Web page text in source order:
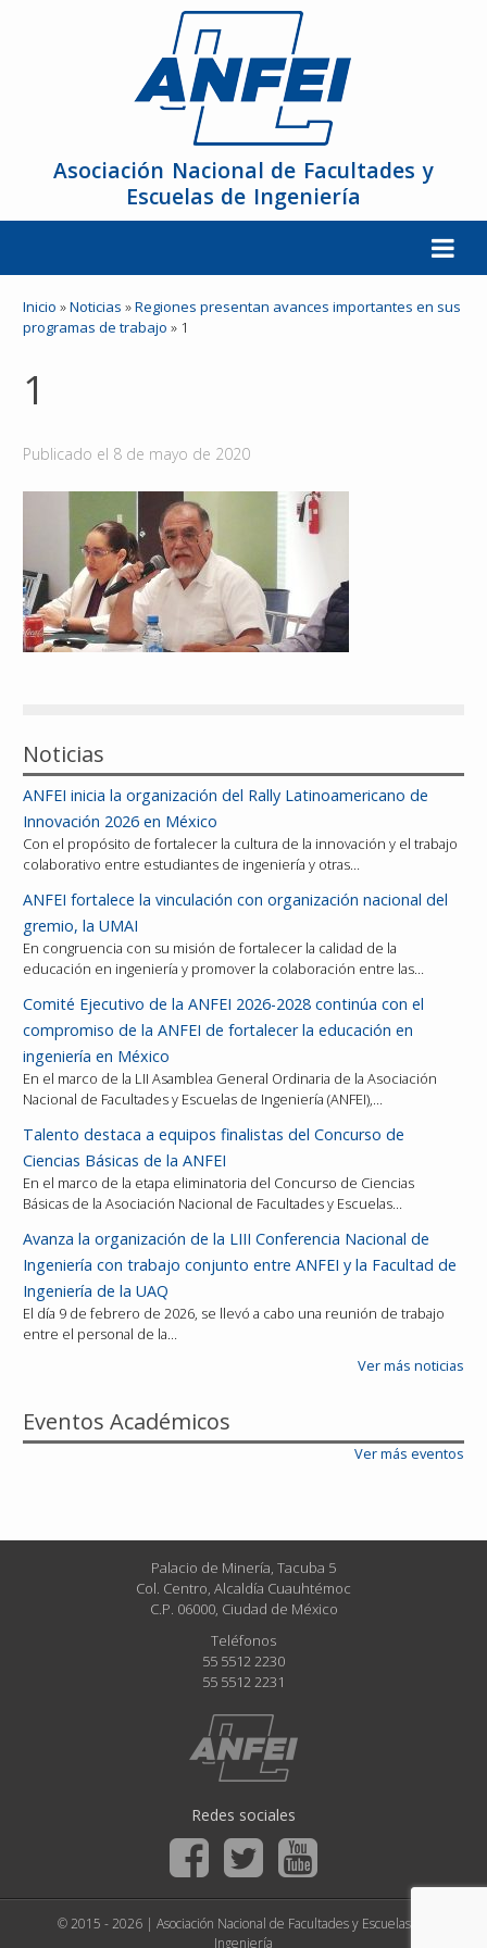
Asociación Nacional de Facultades y
Escuelas de Ingeniería
La ANFEI
Reuniones y Conferencias
Reconocimientos
Publicaciones
Afiliación
Inicio »Noticias »Regiones presentan avances importantes en sus
programas de trabajo » 1
1
Publicado el 8 de mayo de 2020
Noticias
ANFEI inicia la organización del Rally Latinoamericano de
Innovación 2026 en México
Con el propósito de fortalecer la cultura de la innovación y el trabajo
colaborativo entre estudiantes de ingeniería y otras…
ANFEI fortalece la vinculación con organización nacional del
gremio, la UMAI
En congruencia con su misión de fortalecer la calidad de la
educación en ingeniería y promover la colaboración entre las…
Comité Ejecutivo de la ANFEI 2026-2028 continúa con el
compromiso de la ANFEI de fortalecer la educación en
ingeniería en México
En el marco de la LII Asamblea General Ordinaria de la Asociación
Nacional de Facultades y Escuelas de Ingeniería (ANFEI),…
Talento destaca a equipos finalistas del Concurso de
Ciencias Básicas de la ANFEI
En el marco de la etapa eliminatoria del Concurso de Ciencias
Básicas de la Asociación Nacional de Facultades y Escuelas…
Avanza la organización de la LIII Conferencia Nacional de
Ingeniería con trabajo conjunto entre ANFEI y la Facultad de
Ingeniería de la UAQ
El día 9 de febrero de 2026, se llevó a cabo una reunión de trabajo
entre el personal de la…
Ver más noticias
Eventos Académicos
Ver más eventos
Palacio de Minería, Tacuba 5
Col. Centro, Alcaldía Cuauhtémoc
C.P. 06000, Ciudad de México
Teléfonos
55 5512 2230
55 5512 2231
Redes sociales
© 2015 - 2026 | Asociación Nacional de Facultades y Escuelas de
Ingeniería